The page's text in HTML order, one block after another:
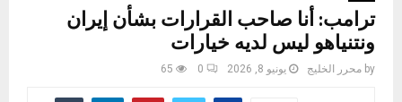
ترامب: أنا صاحب القرارات بشأن إيران
ونتنياهو ليس لديه خيارات
by محرر الخليج يونيو 8, 2026 0
65